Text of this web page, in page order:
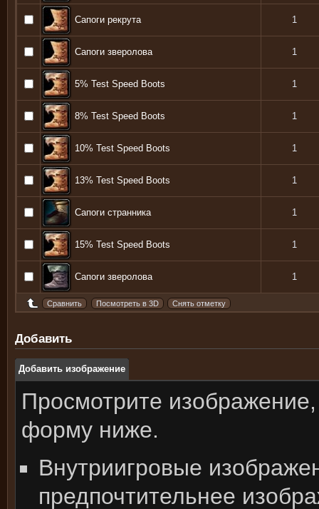
Сапоги рекрута 1
Сапоги зверолова 1
5% Test Speed Boots 1
8% Test Speed Boots 1
10% Test Speed Boots 1
13% Test Speed Boots 1
Сапоги странника 1
15% Test Speed Boots 1
Сапоги зверолова 1
Добавить
Добавить изображение
Просмотрите изображение,
форму ниже.
Внутриигровые
предпочтительнее